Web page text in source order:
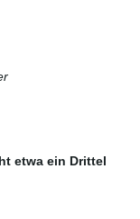
etwa ein Drittel